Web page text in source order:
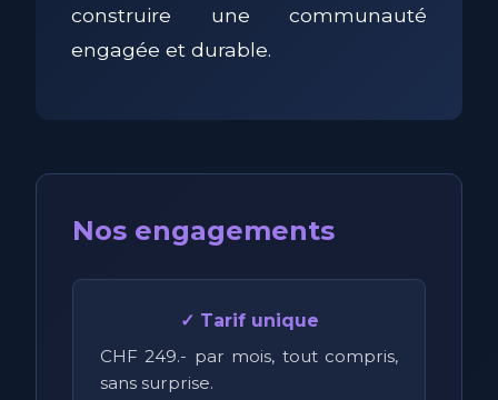
construire une communauté
engagée et durable.
Nos engagements
✓ Tarif unique
CHF 249.- par mois, tout compris,
sans surprise.